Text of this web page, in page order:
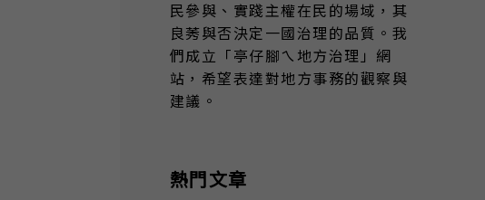
民參與、實踐主權在民的場域，其
良莠與否決定一國治理的品質。我
們成立「亭仔腳ㄟ地方治理」網
站，希望表達對地方事務的觀察與
建議。
熱門文章